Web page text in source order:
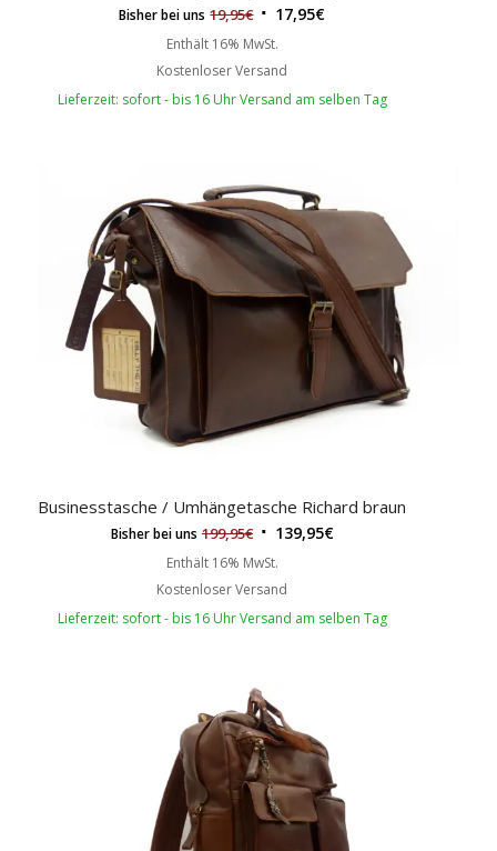
Bisher bei uns 19,95€ 17,95€
Enthält 16% MwSt.
Kostenloser Versand
Lieferzeit: sofort - bis 16 Uhr Versand am selben Tag
Businesstasche / Umhängetasche Richard braun
Bisher bei uns 199,95€ 139,95€
Enthält 16% MwSt.
Kostenloser Versand
Lieferzeit: sofort - bis 16 Uhr Versand am selben Tag